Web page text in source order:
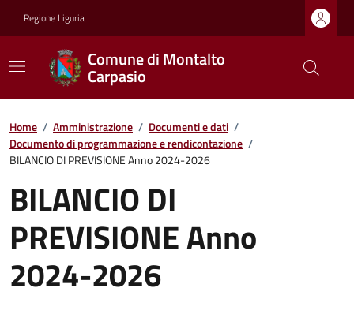
Regione Liguria
Comune di Montalto
Carpasio
Home / Amministrazione / Documenti e dati /
Documento di programmazione e rendicontazione /
BILANCIO DI PREVISIONE Anno 2024-2026
BILANCIO DI
PREVISIONE Anno
2024-2026